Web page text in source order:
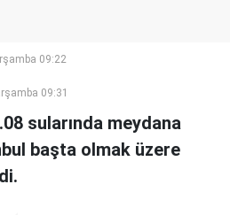
09:22
09:31
sularında meydana
başta olmak üzere